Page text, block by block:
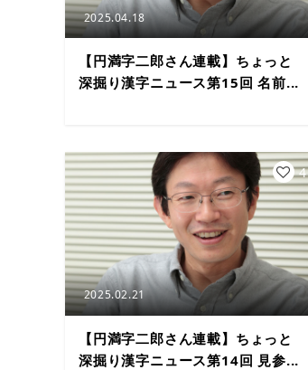
2025.04.18
【円満字二郎さん連載】ちょっと
深掘り漢字ニュース第15回 名前...
2025.02.21
【円満字二郎さん連載】ちょっと
深掘り漢字ニュース第14回 見参...
4